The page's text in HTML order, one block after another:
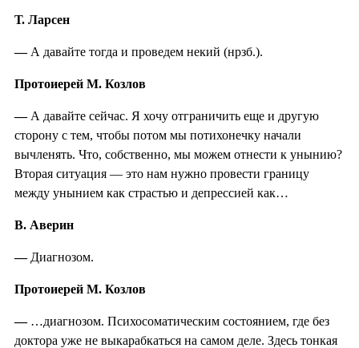
Т. Ларсен
— А давайте тогда и проведем некий (нрзб.).
Протоиерей М. Козлов
— А давайте сейчас. Я хочу отграничить еще и другую
сторону с тем, чтобы потом мы потихонечку начали
вычленять. Что, собственно, мы можем отнести к унынию?
Вторая ситуация — это нам нужно провести границу
между унынием как страстью и депрессией как…
В. Аверин
— Диагнозом.
Протоиерей М. Козлов
— …диагнозом. Психосоматическим состоянием, где без
доктора уже не выкарабкаться на самом деле. Здесь тонкая